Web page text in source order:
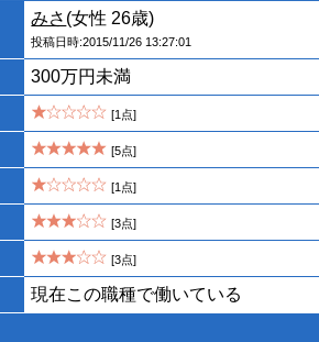
みさ (女性 26歳)
投稿日時:2015/11/26 13:27:01
300万円未満
[1点]
[5点]
[1点]
[3点]
[3点]
現在この職種で働いている